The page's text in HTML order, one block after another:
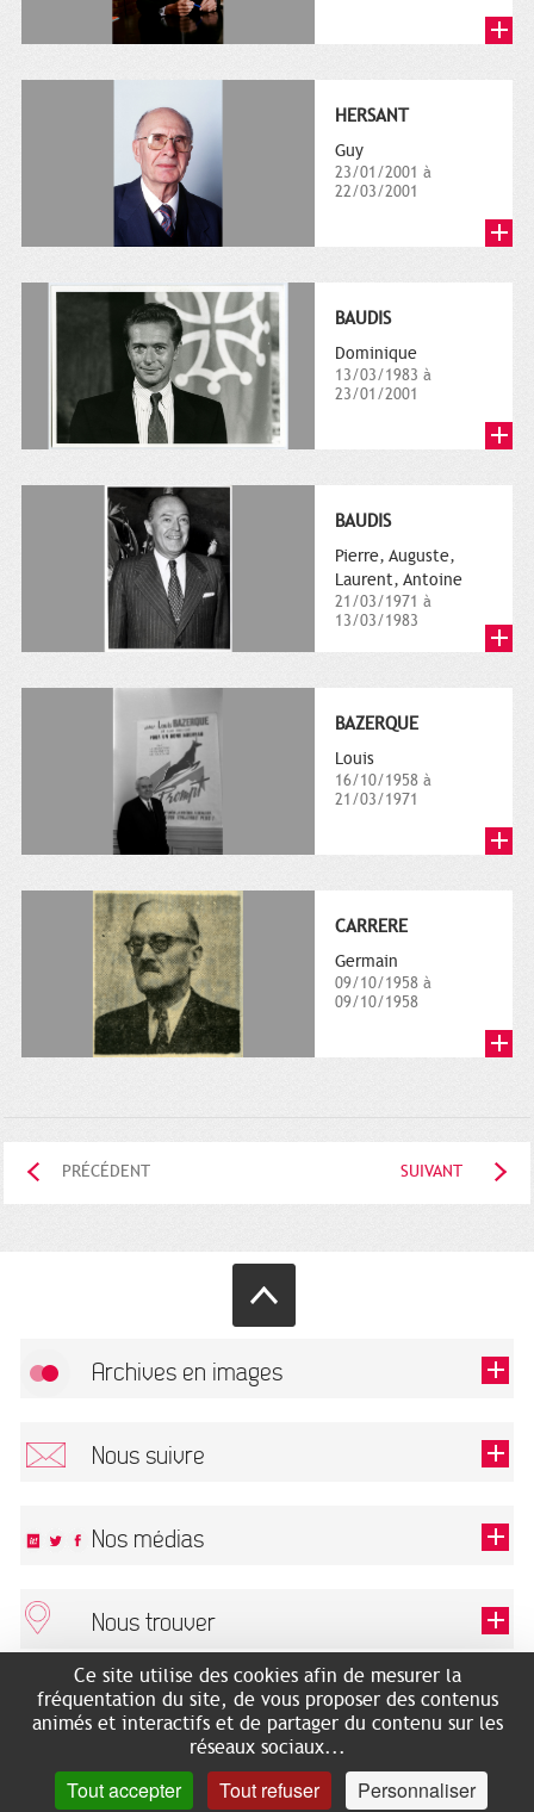
HERSANT
Guy
23/01/2001 à
22/03/2001
BAUDIS
Dominique
13/03/1983 à
23/01/2001
BAUDIS
Pierre, Auguste,
Laurent, Antoine
21/03/1971 à
13/03/1983
BAZERQUE
Louis
16/10/1958 à
21/03/1971
CARRERE
Germain
09/10/1958 à
09/10/1958
PRÉCÉDENT SUIVANT
Archives en images
Nous suivre
Ce champ est exigé.
Nos médias
Nous trouver
ARCHIVES MUNICIPALES
2 rue des Archives
Accès mobilité réduite :
7 avenue de Bellevue
RECHERCHES GÉNÉALOGIQUES
NOUS CONNAÎTRE
SERVICE ÉDUCATIF
LES ARCHIVES EN LIGNE
HISTOIRE DE TOULOUSE
Ce site utilise des cookies afin de mesurer la
fréquentation du site, de vous proposer des contenus
animés et interactifs et de partager du contenu sur les
réseaux sociaux...
Tout accepter Tout refuser Personnaliser